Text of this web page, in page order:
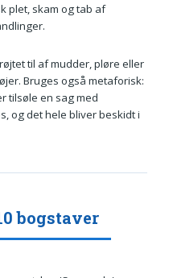
plet, skam og tab af
til af mudder, pløre eller
Bruges også metaforisk:
tilsøle en sag med
og det hele bliver beskidt i
bogstaver